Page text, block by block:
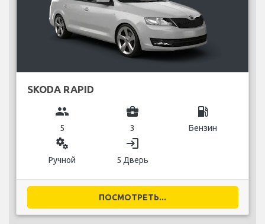
SKODA RAPID
group
5
business_center
3
local_gas_station
Бензин
miscellaneous_services
Ручной
login
5 Дверь
ПОСМОТРЕТЬ...